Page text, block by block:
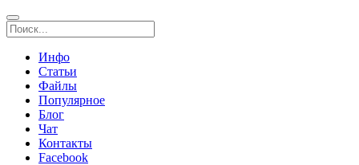
Инфо
Статьи
Файлы
Популярное
Блог
Чат
Контакты
Facebook